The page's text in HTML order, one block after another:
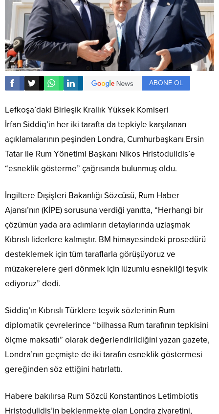
ABONE OL
Lefkoşa’daki Birleşik Krallık Yüksek Komiseri
İrfan Siddiq’in her iki tarafta da tepkiyle karşılanan
açıklamalarının peşinden Londra, Cumhurbaşkanı Ersin
Tatar ile Rum Yönetimi Başkanı Nikos Hristodulidis’e
“esneklik gösterme” çağrısında bulunmuş oldu.
İngiltere Dışişleri Bakanlığı Sözcüsü, Rum Haber
Ajansı’nın (KİPE) sorusuna verdiği yanıtta, “Herhangi bir
çözümün yada ara adımların detaylarında uzlaşmak
Kıbrıslı liderlere kalmıştır. BM himayesindeki prosedürü
desteklemek için tüm taraflarla görüşüyoruz ve
müzakerelere geri dönmek için lüzumlu esnekliği teşvik
ediyoruz” dedi.
Siddiq’ın Kıbrıslı Türklere teşvik sözlerinin Rum
diplomatik çevrelerince “bilhassa Rum tarafının tepkisini
ölçme maksatlı” olarak değerlendirildiğini yazan gazete,
Londra’nın geçmişte de iki tarafın esneklik göstermesi
gereğinden söz ettiğini hatırlattı.
Habere bakılırsa Rum Sözcü Konstantinos Letimbiotis
Hristodulidis’in beklenmekte olan Londra ziyaretini,